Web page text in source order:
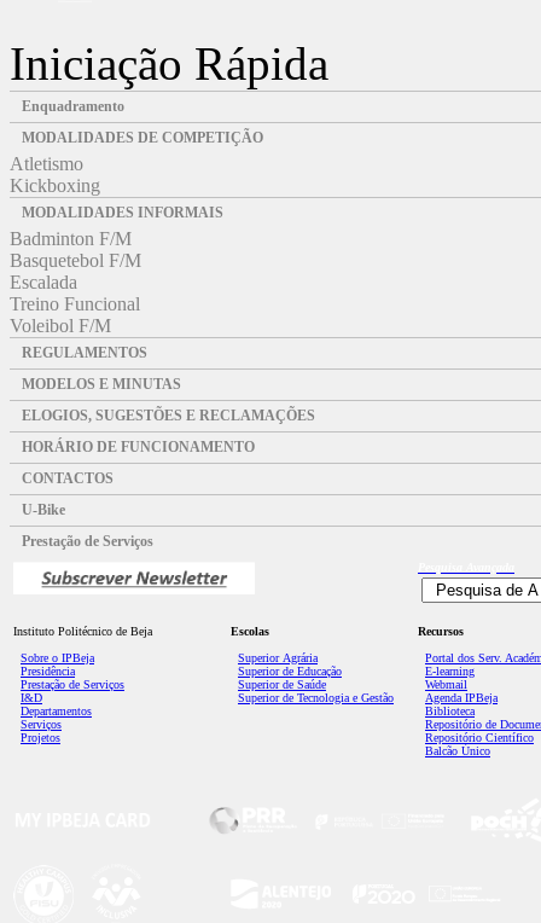
Iniciação Rápida
Enquadramento
MODALIDADES DE COMPETIÇÃO
Atletismo
Kickboxing
MODALIDADES INFORMAIS
Badminton F/M
Basquetebol F/M
Escalada
Treino Funcional
Voleibol F/M
REGULAMENTOS
MODELOS E MINUTAS
ELOGIOS, SUGESTÕES E RECLAMAÇÕES
HORÁRIO DE FUNCIONAMENTO
CONTACTOS
U-Bike
Prestação de Serviços
Instituto Politécnico de Beja
Sobre o IPBeja
Presidência
Prestação de Serviços
I&D
Departamentos
Serviços
Projetos
Escolas
Superior Agrária
Superior de Educação
Superior de Saúde
Superior de Tecnologia e Gestão
Recursos
Portal dos Serv.
E-learning
Webmail
Agenda IPBeja
Biblioteca
Repositório de
Repositório Científico
Balcão Único